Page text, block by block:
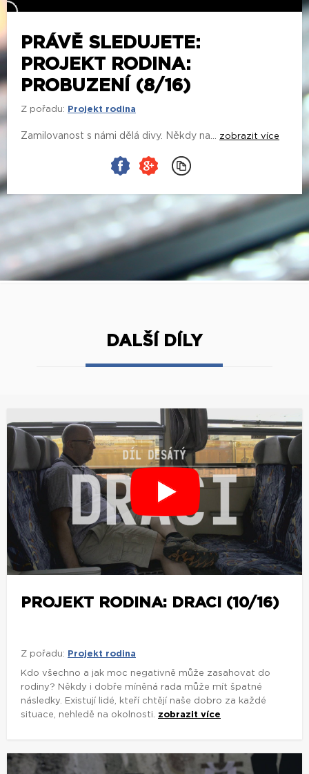
PRÁVĚ SLEDUJETE:
PROJEKT RODINA:
PROBUZENÍ (8/16)
Z pořadu: Projekt rodina
Zamilovanost s námi dělá divy. Někdy na... zobrazit více
DALŠÍ DÍLY
PROJEKT RODINA: DRACI (10/16)
Z pořadu: Projekt rodina
Kdo všechno a jak moc negativně může zasahovat do
rodiny? Někdy i dobře míněná rada může mít špatné
následky. Existují lidé, kteří chtějí naše dobro za každé
situace, nehledě na okolnosti. zobrazit více